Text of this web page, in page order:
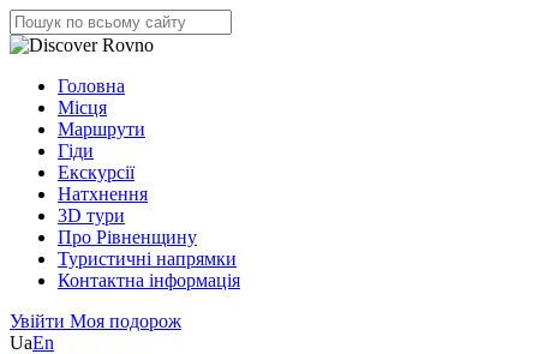
Головна
Місця
Маршрути
Гіди
Екскурсії
Натхнення
3D тури
Про Рівненщину
Туристичні напрямки
Контактна інформація
Увійти Моя подорож
UaEn